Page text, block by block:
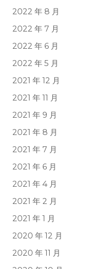
2022 年 8 月
2022 年 7 月
2022 年 6 月
2022 年 5 月
2021 年 12 月
2021 年 11 月
2021 年 9 月
2021 年 8 月
2021 年 7 月
2021 年 6 月
2021 年 4 月
2021 年 2 月
2021 年 1 月
2020 年 12 月
2020 年 11 月